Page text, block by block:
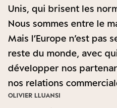
Unis, qui brisent les
Nous sommes entre le
Mais l’Europe n’est pas
reste du monde, avec
développer nos
nos relations
OLIVIER LLUANSI